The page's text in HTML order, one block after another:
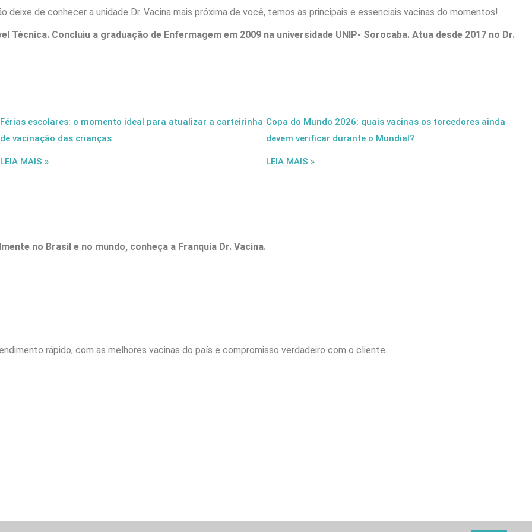
deixe de conhecer a unidade Dr. Vacina mais próxima de você, temos as principais e essenciais vacinas do momentos!
Técnica. Concluiu a graduação de Enfermagem em 2009 na universidade UNIP- Sorocaba. Atua desde 2017 no Dr.
Férias escolares: o momento ideal para atualizar a carteirinha
de vacinação das crianças
LEIA MAIS »
Copa do Mundo 2026: quais vacinas os torcedores ainda
devem verificar durante o Mundial?
LEIA MAIS »
no Brasil e no mundo, conheça a Franquia Dr. Vacina.
rápido, com as melhores vacinas do país e compromisso verdadeiro com o cliente.